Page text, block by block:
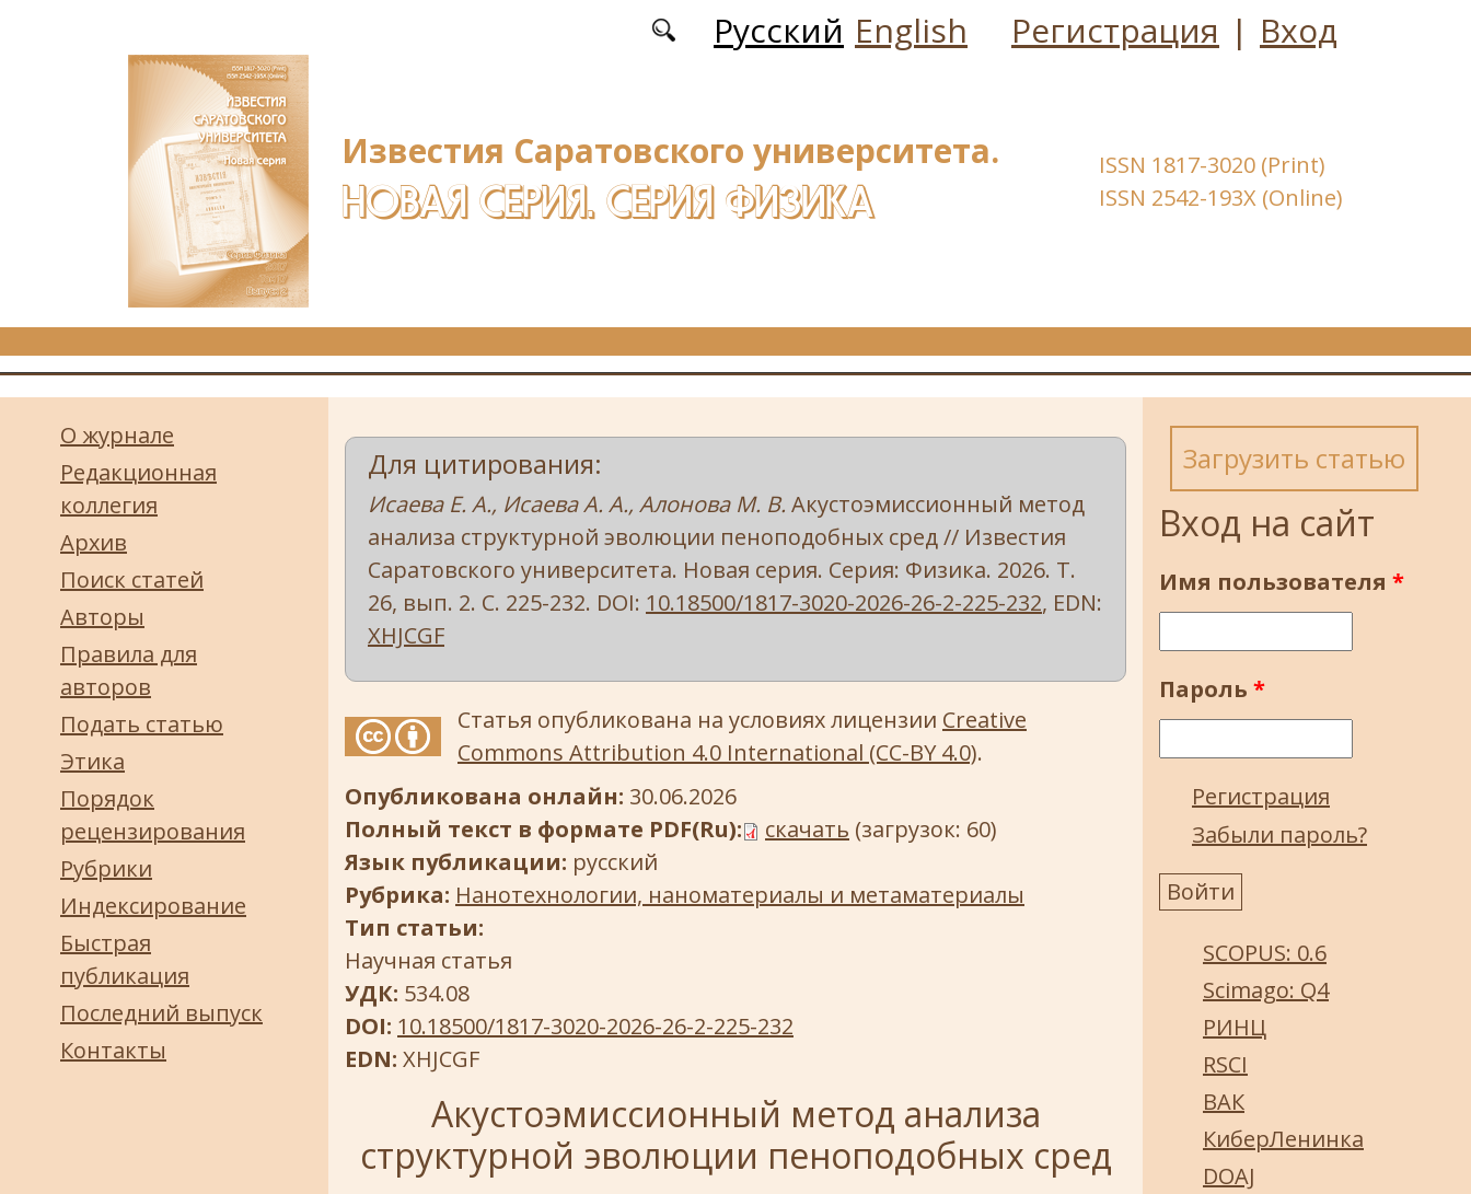
Русский English Регистрация | Вход
Известия Саратовского университета.
НОВАЯ СЕРИЯ. СЕРИЯ ФИЗИКА
ISSN 1817-3020 (Print)
ISSN 2542-193X (Online)
О журнале
Редакционная
коллегия
Архив
Поиск статей
Авторы
Правила для
авторов
Подать статью
Этика
Порядок
рецензирования
Рубрики
Индексирование
Быстрая
публикация
Последний выпуск
Контакты
Для цитирования:
Исаева Е. А., Исаева А. А., Алонова М. В. Акустоэмиссионный метод
анализа структурной эволюции пеноподобных сред // Известия
Саратовского университета. Новая серия. Серия: Физика. 2026. Т.
26, вып. 2. С. 225-232. DOI: 10.18500/1817-3020-2026-26-2-225-232, EDN:
XHJCGF
Статья опубликована на условиях лицензии Creative
Commons Attribution 4.0 International (CC-BY 4.0).
Опубликована онлайн: 30.06.2026
Полный текст в формате PDF(Ru):
скачать (загрузок: 60)
Язык публикации: русский
Рубрика: Нанотехнологии, наноматериалы и метаматериалы
Тип статьи:
Научная статья
УДК: 534.08
DOI: 10.18500/1817-3020-2026-26-2-225-232
EDN: XHJCGF
Акустоэмиссионный метод анализа
структурной эволюции пеноподобных сред
Загрузить статью
Вход на сайт
Имя пользователя *
Пароль *
Регистрация
Забыли пароль?
SCOPUS: 0.6
Scimago: Q4
РИНЦ
RSCI
ВАК
КиберЛенинка
DOAJ